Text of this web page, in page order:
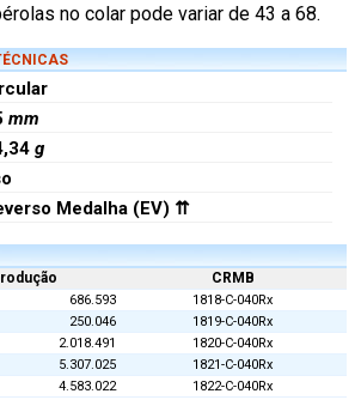
no colar pode variar de 43 a 68.
mm
g
Medalha (EV) ⇈
CRMB
686.593
1818-C-040Rx
250.046
1819-C-040Rx
2.018.491
1820-C-040Rx
5.307.025
1821-C-040Rx
4.583.022 1822-C-040Rx